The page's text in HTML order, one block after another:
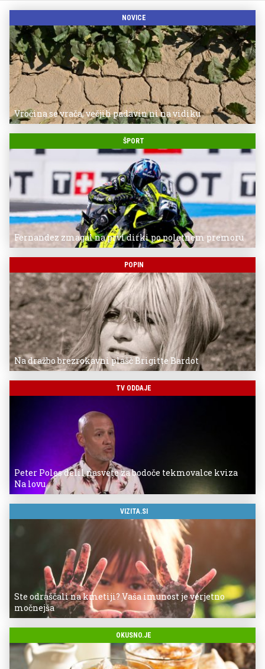
NOVICE
Vročina se vrača, večjih padavin ni na vidiku
ŠPORT
Fernandez zmagal na prvi dirki po poletnem premoru
POPIN
Na dražbo brezrokavni plašč Brigitte Bardot
TV ODDAJE
Peter Poles delil nasvete za bodoče tekmovalce kviza
Na lovu
VIZITA.SI
Ste odraščali na kmetiji? Vaša imunost je verjetno
močnejša
OKUSNO.JE